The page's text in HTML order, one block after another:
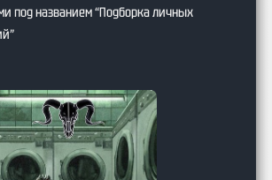
под названием “Подборка личных